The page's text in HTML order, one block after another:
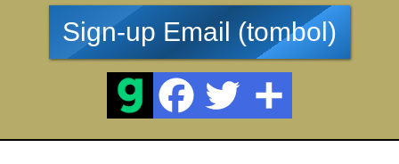
Sign-up Email (tombol)